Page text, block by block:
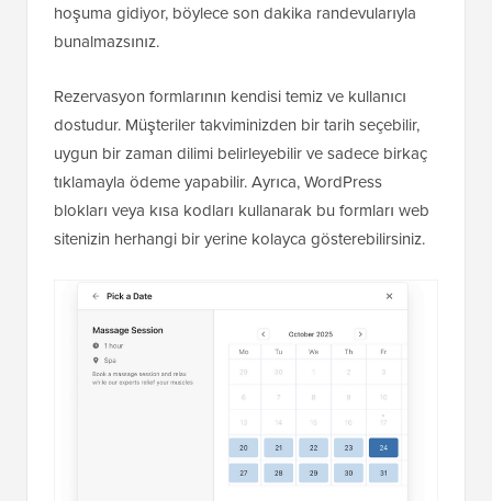
hoşuma gidiyor, böylece son dakika randevularıyla
bunalmazsınız.
Rezervasyon formlarının kendisi temiz ve kullanıcı
dostudur. Müşteriler takviminizden bir tarih seçebilir,
uygun bir zaman dilimi belirleyebilir ve sadece birkaç
tıklamayla ödeme yapabilir. Ayrıca, WordPress
blokları veya kısa kodları kullanarak bu formları web
sitenizin herhangi bir yerine kolayca gösterebilirsiniz.